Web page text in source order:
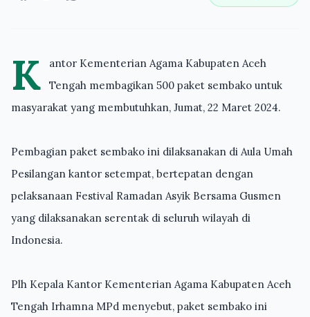
K
antor Kementerian Agama Kabupaten Aceh
Tengah membagikan 500 paket sembako untuk
masyarakat yang membutuhkan, Jumat, 22 Maret 2024.
Pembagian paket sembako ini dilaksanakan di Aula Umah
Pesilangan kantor setempat, bertepatan dengan
pelaksanaan Festival Ramadan Asyik Bersama Gusmen
yang dilaksanakan serentak di seluruh wilayah di
Indonesia.
Plh Kepala Kantor Kementerian Agama Kabupaten Aceh
Tengah Irhamna MPd menyebut, paket sembako ini